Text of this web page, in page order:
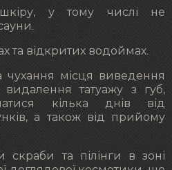
у тому числі не
та відкритих водоймах.
чухання місця виведення
видалення татуажу з губ,
кілька днів від
а також від прийому
скраби та пілінги в зоні